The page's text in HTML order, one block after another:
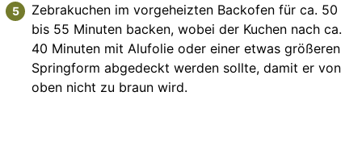
Zebrakuchen im vorgeheizten Backofen für ca. 50
bis 55 Minuten backen, wobei der Kuchen nach ca.
40 Minuten mit Alufolie oder einer etwas größeren
Springform abgedeckt werden sollte, damit er von
oben nicht zu braun wird.